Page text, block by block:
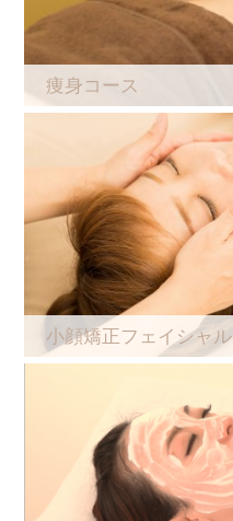
痩身コース
小顔矯正フェイシャル